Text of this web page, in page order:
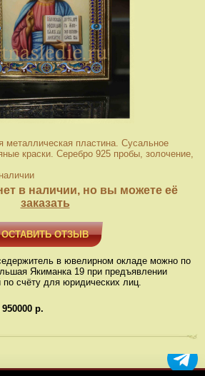
металлическая пластина. Сусальное
краски. Серебро 925 пробы, золочение,
в наличии, но вы можете её
заказать
ОСТАВИТЬ ОТЗЫВ
в ювелирном окладе можно по
Якиманка 19 при предъявлении
по счёту для юридических лиц
р.